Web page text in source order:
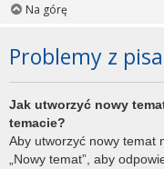
Na górę
Problemy z
Jak utworzyć nowy
temacie?
Aby utworzyć nowy temat
„Nowy temat”, aby